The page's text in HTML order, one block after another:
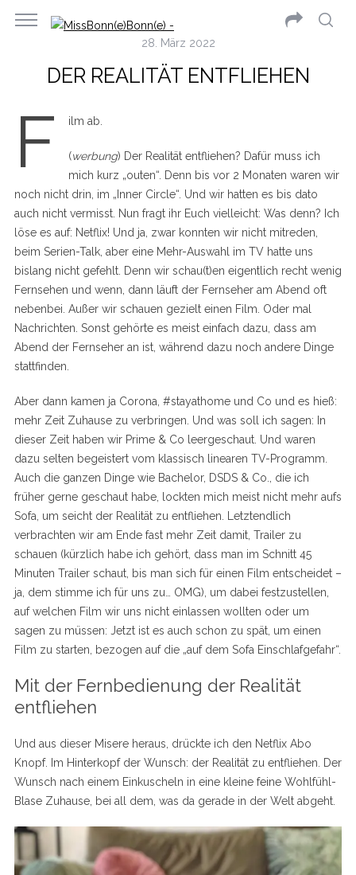
28. März 2022
DER REALITÄT ENTFLIEHEN
F ilm ab.
(werbung) Der Realität entfliehen? Dafür muss ich
mich kurz „outen“. Denn bis vor 2 Monaten waren wir
noch nicht drin, im „Inner Circle“. Und wir hatten es bis dato
auch nicht vermisst. Nun fragt ihr Euch vielleicht: Was denn? Ich
löse es auf: Netflix! Und ja, zwar konnten wir nicht mitreden,
beim Serien-Talk, aber eine Mehr-Auswahl im TV hatte uns
bislang nicht gefehlt. Denn wir schau(t)en eigentlich recht wenig
Fernsehen und wenn, dann läuft der Fernseher am Abend oft
nebenbei. Außer wir schauen gezielt einen Film. Oder mal
Nachrichten. Sonst gehörte es meist einfach dazu, dass am
Abend der Fernseher an ist, während dazu noch andere Dinge
stattfinden.
Aber dann kamen ja Corona, #stayathome und Co und es hieß:
mehr Zeit Zuhause zu verbringen. Und was soll ich sagen: In
dieser Zeit haben wir Prime & Co leergeschaut. Und waren
dazu selten begeistert vom klassisch linearen TV-Programm.
Auch die ganzen Dinge wie Bachelor, DSDS & Co., die ich
früher gerne geschaut habe, lockten mich meist nicht mehr aufs
Sofa, um seicht der Realität zu entfliehen. Letztendlich
verbrachten wir am Ende fast mehr Zeit damit, Trailer zu
schauen (kürzlich habe ich gehört, dass man im Schnitt 45
Minuten Trailer schaut, bis man sich für einen Film entscheidet –
ja, dem stimme ich für uns zu… OMG), um dabei festzustellen,
auf welchen Film wir uns nicht einlassen wollten oder um
sagen zu müssen: Jetzt ist es auch schon zu spät, um einen
Film zu starten, bezogen auf die „auf dem Sofa Einschlafgefahr“.
Mit der Fernbedienung der Realität
entfliehen
Und aus dieser Misere heraus, drückte ich den Netflix Abo
Knopf. Im Hinterkopf der Wunsch: der Realität zu entfliehen. Der
Wunsch nach einem Einkuscheln in eine kleine feine Wohlfühl-
Blase Zuhause, bei all dem, was da gerade in der Welt abgeht.